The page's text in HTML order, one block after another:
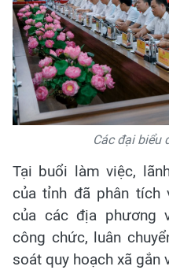
Các đại biểu
Tại buổi làm việc,
của tỉnh đã phân tích
của các địa phương
công chức, luân
soát quy hoạch xã gắn